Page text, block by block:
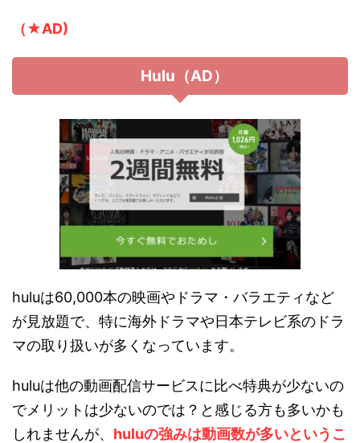
（★AD)
Hulu（AD）
huluは60,000本の映画やドラマ・バラエティなど
が見放題で、特に海外ドラマや日本テレビ系のドラ
マの取り扱いが多くなっています。
huluは他の動画配信サービスに比べ特典が少ないの
でメリットは少ないのでは？と感じる方も多いかも
しれませんが、 huluの強みは動画数が多いというこ